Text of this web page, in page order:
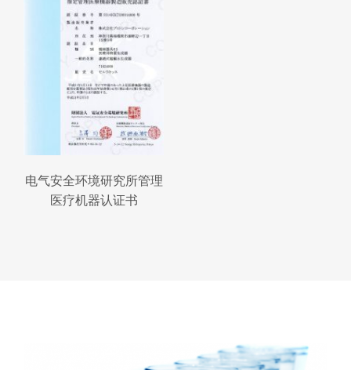
电气安全环境研究所管理
医疗机器认证书